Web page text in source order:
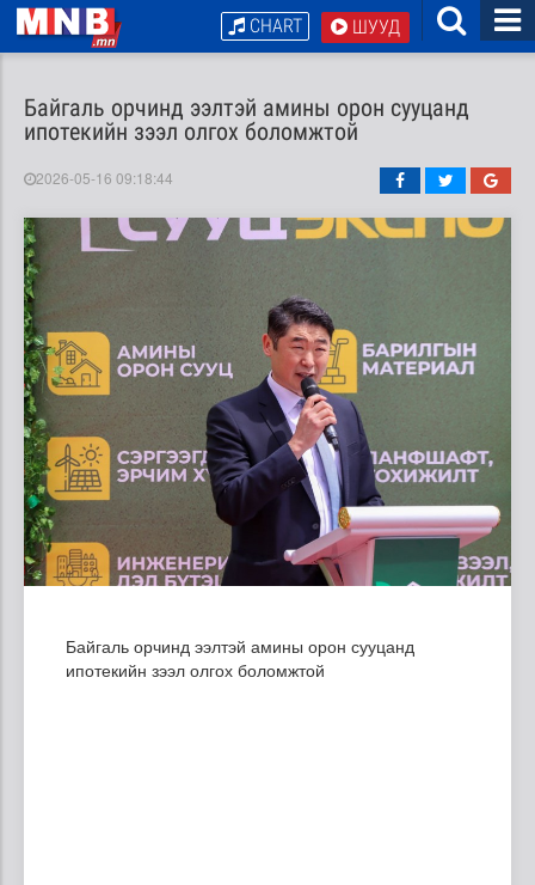
ШУУД
CHART
Байгаль орчинд ээлтэй амины орон сууцанд
ипотекийн зээл олгох боломжтой
2026-05-16 09:18:44
Байгаль орчинд ээлтэй амины орон сууцанд
ипотекийн зээл олгох боломжтой